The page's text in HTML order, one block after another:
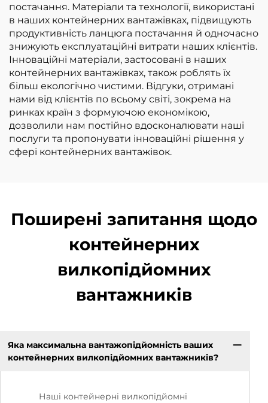
постачання. Матеріали та технології, використані
в наших контейнерних вантажівках, підвищують
продуктивність ланцюга постачання й одночасно
знижують експлуатаційні витрати наших клієнтів.
Інноваційні матеріали, застосовані в наших
контейнерних вантажівках, також роблять їх
більш екологічно чистими. Відгуки, отримані
нами від клієнтів по всьому світі, зокрема на
ринках країн з формуючою економікою,
дозволили нам постійно вдосконалювати наші
послуги та пропонувати інноваційні рішення у
сфері контейнерних вантажівок.
Поширені запитання щодо
контейнерних
вилкопідйомних
вантажників
Яка максимальна вантажопідйомність ваших
контейнерних вилкопідйомних вантажників?
Наші контейнерні вилкопідйомні